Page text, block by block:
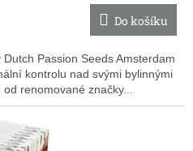
Do košíku
Passion Seeds Amsterdam
kontrolu nad svými bylinnými
renomované značky...